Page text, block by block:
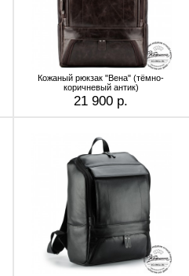
Кожаный рюкзак "Вена" (тёмно-
коричневый антик)
21 900 р.